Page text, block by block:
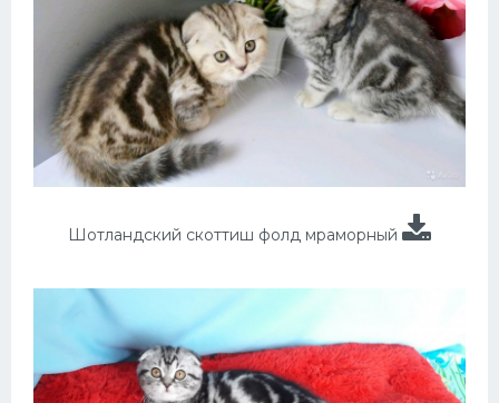
Шотландский скоттиш фолд мраморный